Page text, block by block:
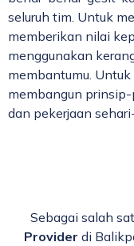
seluruh tim. Untuk
memberikan nilai
menggunakan
membantumu.
membangun
dan pekerjaan
Sebagai salah
Provider di